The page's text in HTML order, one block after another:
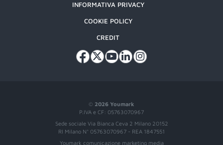
© 2026 Youmark
P.IVA e CF: 05763070967
Sede sociale Via Bianca Ceva 2 Milano 20152
RI Milano N° 05763070967 - REA 1847551
Youmark comunicazione marketing media
INFORMATIVA PRIVACY
COOKIE POLICY
CREDIT